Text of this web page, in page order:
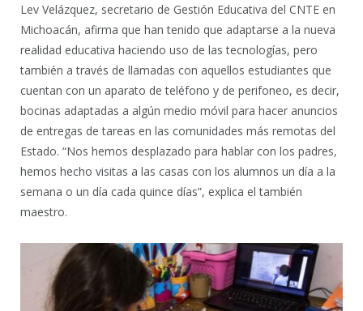
Lev Velázquez, secretario de Gestión Educativa del CNTE en
Michoacán, afirma que han tenido que adaptarse a la nueva
realidad educativa haciendo uso de las tecnologías, pero
también a través de llamadas con aquellos estudiantes que
cuentan con un aparato de teléfono y de perifoneo, es decir,
bocinas adaptadas a algún medio móvil para hacer anuncios
de entregas de tareas en las comunidades más remotas del
Estado. “Nos hemos desplazado para hablar con los padres,
hemos hecho visitas a las casas con los alumnos un día a la
semana o un día cada quince días”, explica el también
maestro.